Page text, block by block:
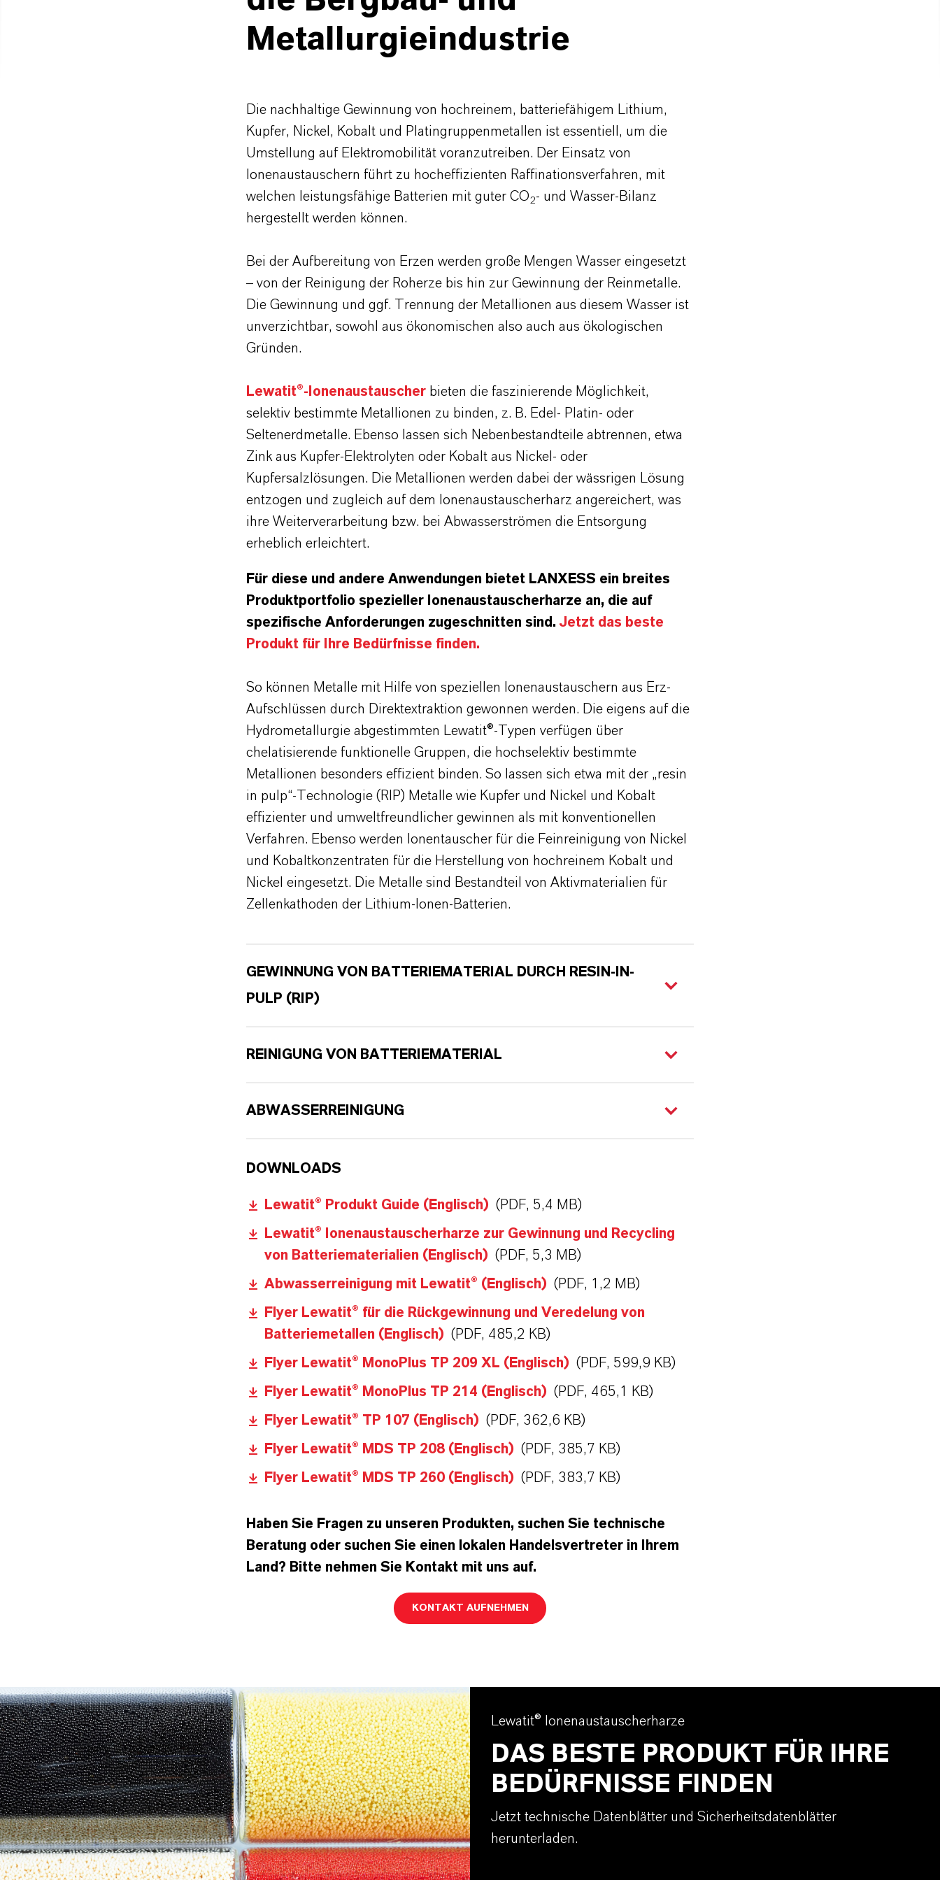
Metallurgieindustrie
Die nachhaltige Gewinnung von hochreinem, batteriefähigem Lithium,
Kupfer, Nickel, Kobalt und Platingruppenmetallen ist essentiell, um die
Umstellung auf Elektromobilität voranzutreiben. Der Einsatz von
Ionenaustauschern führt zu hocheffizienten Raffinationsverfahren, mit
welchen leistungsfähige Batterien mit guter CO2- und Wasser-Bilanz
hergestellt werden können.
Bei der Aufbereitung von Erzen werden große Mengen Wasser eingesetzt
– von der Reinigung der Roherze bis hin zur Gewinnung der Reinmetalle.
Die Gewinnung und ggf. Trennung der Metallionen aus diesem Wasser ist
unverzichtbar, sowohl aus ökonomischen also auch aus ökologischen
Gründen.
Lewatit®-Ionenaustauscher bieten die faszinierende Möglichkeit,
selektiv bestimmte Metallionen zu binden, z. B. Edel- Platin- oder
Seltenerdmetalle. Ebenso lassen sich Nebenbestandteile abtrennen, etwa
Zink aus Kupfer-Elektrolyten oder Kobalt aus Nickel- oder
Kupfersalzlösungen. Die Metallionen werden dabei der wässrigen Lösung
entzogen und zugleich auf dem Ionenaustauscherharz angereichert, was
ihre Weiterverarbeitung bzw. bei Abwasserströmen die Entsorgung
erheblich erleichtert.
Für diese und andere Anwendungen bietet LANXESS ein breites
Produktportfolio spezieller Ionenaustauscherharze an, die auf
spezifische Anforderungen zugeschnitten sind.Jetzt das beste
Produkt für Ihre Bedürfnisse finden.
So können Metalle mit Hilfe von speziellen Ionenaustauschern aus Erz-
Aufschlüssen durch Direktextraktion gewonnen werden. Die eigens auf die
Hydrometallurgie abgestimmten Lewatit®-Typen verfügen über
chelatisierende funktionelle Gruppen, die hochselektiv bestimmte
Metallionen besonders effizient binden. So lassen sich etwa mit der „resin
in pulp“-Technologie (RIP) Metalle wie Kupfer und Nickel und Kobalt
effizienter und umweltfreundlicher gewinnen als mit konventionellen
Verfahren. Ebenso werden Ionentauscher für die Feinreinigung von Nickel
und Kobaltkonzentraten für die Herstellung von hochreinem Kobalt und
Nickel eingesetzt. Die Metalle sind Bestandteil von Aktivmaterialien für
Zellenkathoden der Lithium-Ionen-Batterien.
GEWINNUNG VON BATTERIEMATERIAL DURCH RESIN-IN-
PULP (RIP)
REINIGUNG VON BATTERIEMATERIAL
ABWASSERREINIGUNG
DOWNLOADS
Lewatit® Produkt Guide (Englisch) (PDF, 5,4 MB)
Lewatit® Ionenaustauscherharze zur Gewinnung und Recycling
von Batteriematerialien (Englisch) (PDF, 5,3 MB)
Abwasserreinigung mit Lewatit® (Englisch) (PDF, 1,2 MB)
Flyer Lewatit® für die Rückgewinnung und Veredelung von
Batteriemetallen (Englisch) (PDF, 485,2 KB)
Flyer Lewatit® MonoPlus TP 209 XL (Englisch) (PDF, 599,9 KB)
Flyer Lewatit® MonoPlus TP 214 (Englisch) (PDF, 465,1 KB)
Flyer Lewatit® TP 107 (Englisch) (PDF, 362,6 KB)
Flyer Lewatit® MDS TP 208 (Englisch) (PDF, 385,7 KB)
Flyer Lewatit® MDS TP 260 (Englisch) (PDF, 383,7 KB)
Haben Sie Fragen zu unseren Produkten, suchen Sie technische
Beratung oder suchen Sie einen lokalen Handelsvertreter in Ihrem
Land? Bitte nehmen Sie Kontakt mit uns auf.
KONTAKT AUFNEHMEN
Lewatit® Ionenaustauscherharze
DAS BESTE PRODUKT FÜR IHRE
BEDÜRFNISSE FINDEN
Jetzt technische Datenblätter und Sicherheitsdatenblätter
herunterladen.